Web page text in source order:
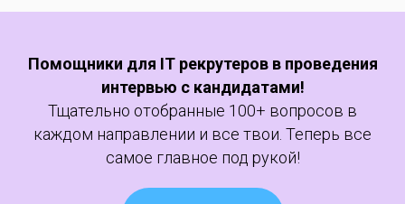
Помощники для IT рекрутеров в проведения
интервью с кандидатами!
Тщательно отобранные 100+ вопросов в
каждом направлении и все твои. Теперь все
самое главное под рукой!